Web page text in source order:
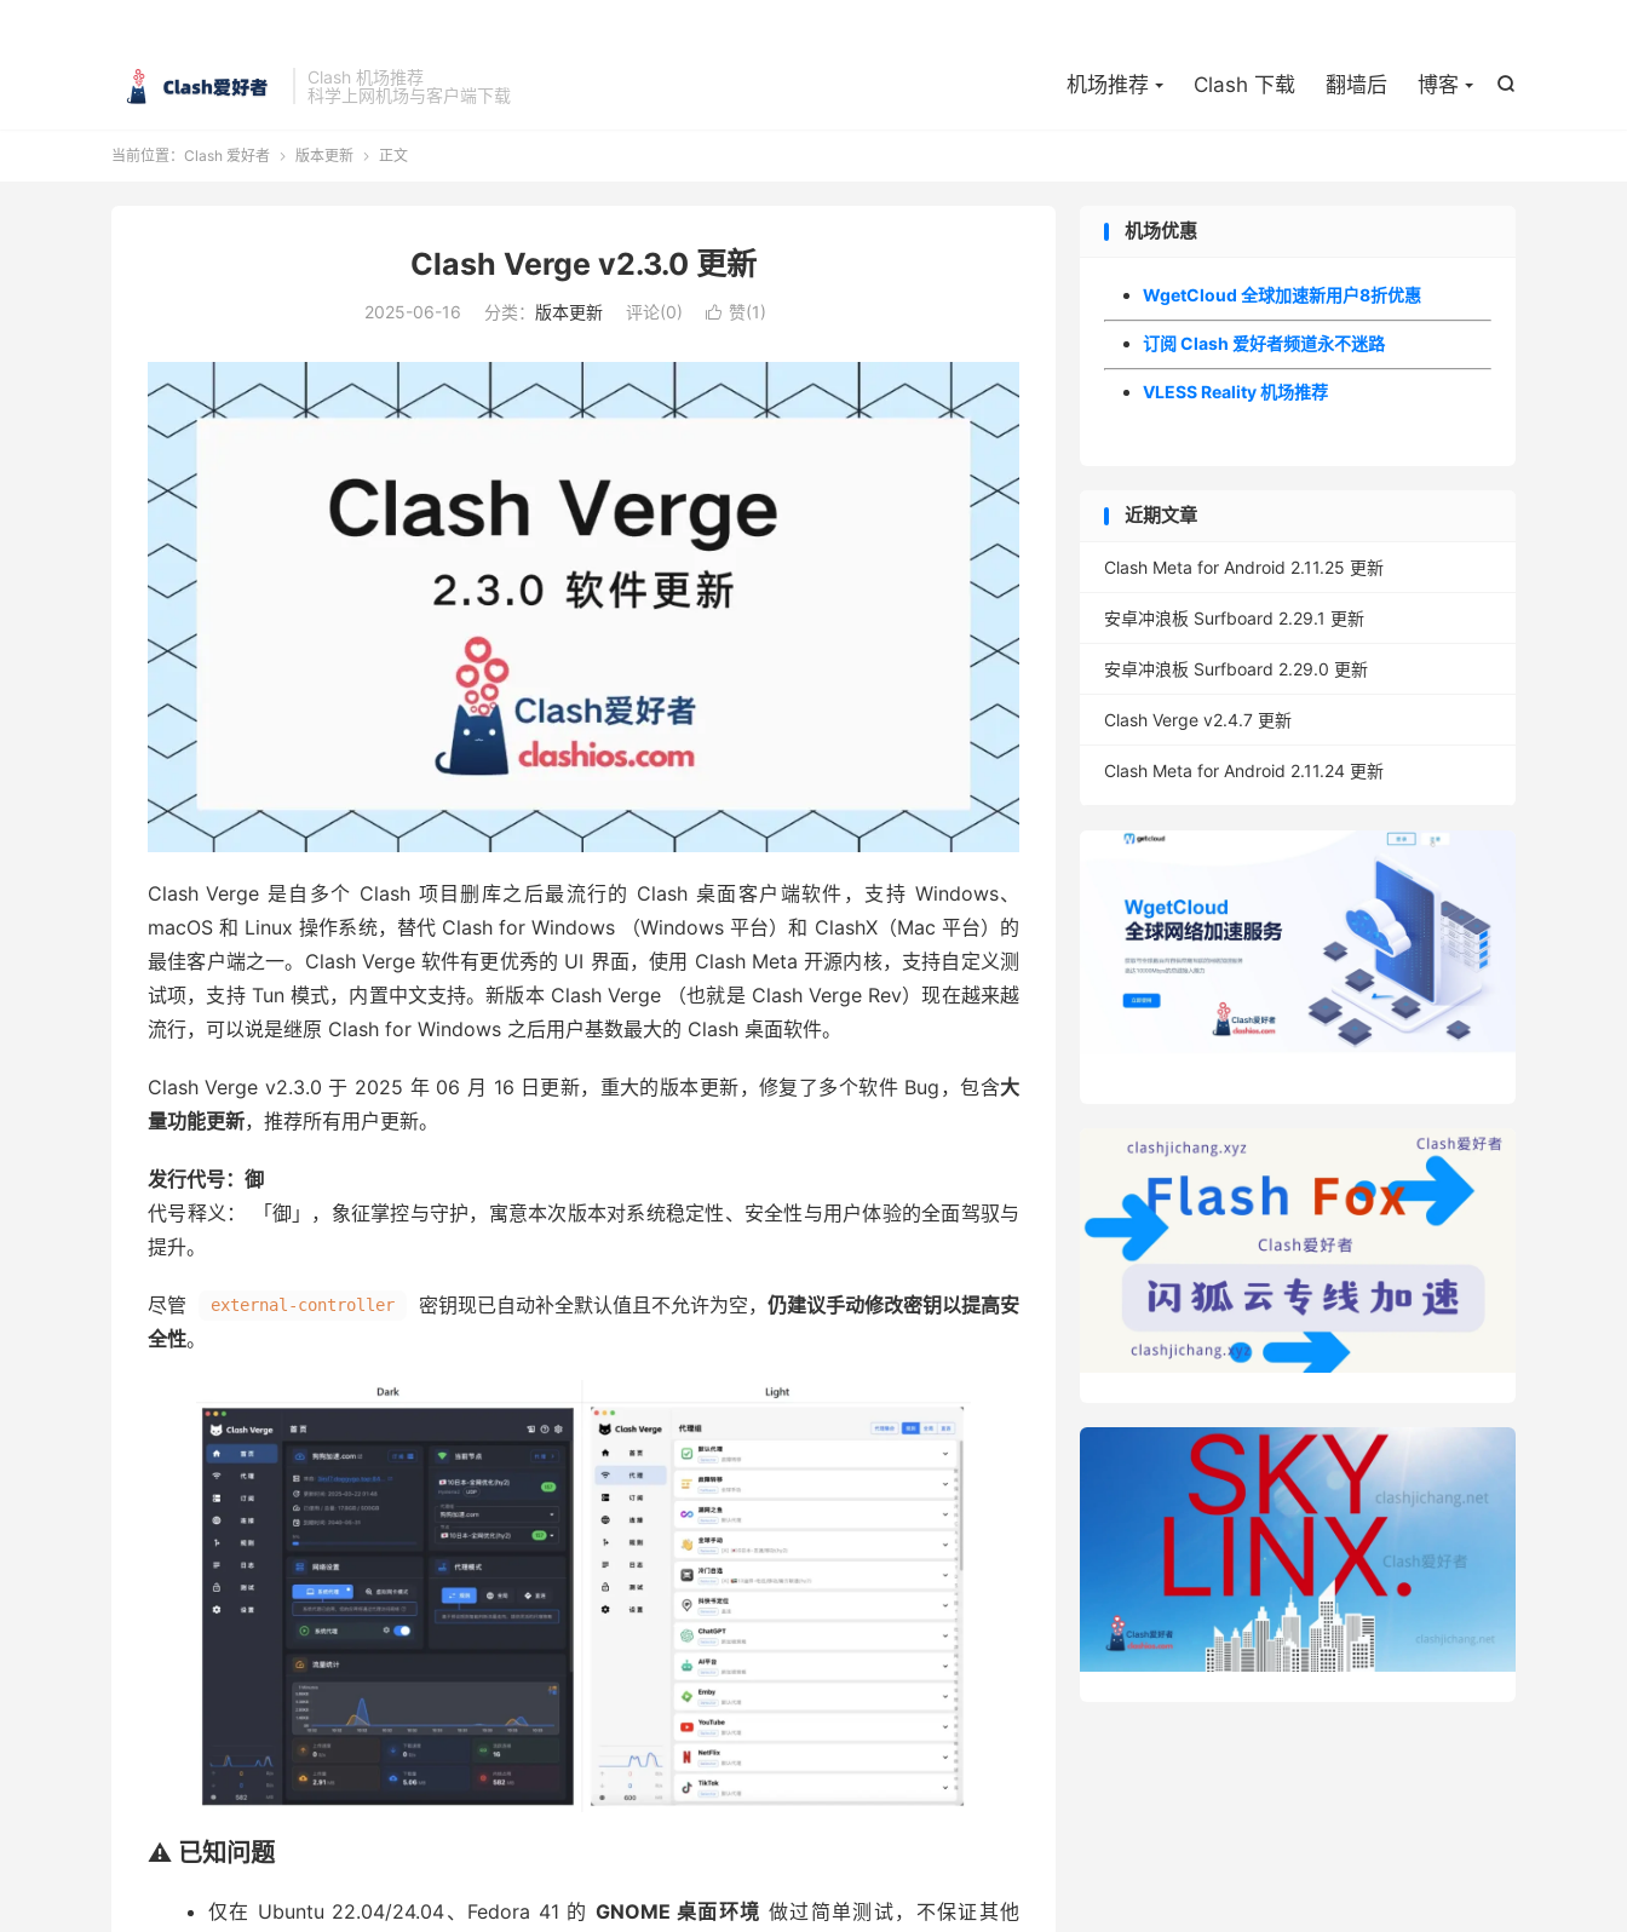
Clash 机场推荐
科学上网机场与客户端下载

机场推荐 Clash 下载 翻墙后 博客
当前位置： Clash 爱好者  版本更新  正文
Clash Verge v2.3.0 更新
2025-06-16 分类： 版本更新 评论(0)  赞(1)
Clash Verge 是自多个 Clash 项目删库之后最流行的 Clash 桌面客户端软件，支持 Windows、
macOS 和 Linux 操作系统，替代 Clash for Windows （Windows 平台）和 ClashX（Mac 平台）的
最佳客户端之一。Clash Verge 软件有更优秀的 UI 界面，使用 Clash Meta 开源内核，支持自定义测
试项，支持 Tun 模式，内置中文支持。新版本 Clash Verge （也就是 Clash Verge Rev）现在越来越
流行，可以说是继原 Clash for Windows 之后用户基数最大的 Clash 桌面软件。
Clash Verge v2.3.0 于 2025 年 06 月 16 日更新，重大的版本更新，修复了多个软件 Bug，包含大
量功能更新，推荐所有用户更新。
发行代号：御
代号释义： 「御」，象征掌控与守护，寓意本次版本对系统稳定性、安全性与用户体验的全面驾驭与
提升。
尽管 external-controller 密钥现已自动补全默认值且不允许为空， 仍建议手动修改密钥以提高安
全性。
⚠️ 已知问题
仅在 Ubuntu 22.04/24.04、Fedora 41 的 GNOME 桌面环境 做过简单测试，不保证其他
机场优惠
WgetCloud 全球加速新用户8折优惠
订阅 Clash 爱好者频道永不迷路
VLESS Reality 机场推荐
近期文章
Clash Meta for Android 2.11.25 更新
安卓冲浪板 Surfboard 2.29.1 更新
安卓冲浪板 Surfboard 2.29.0 更新
Clash Verge v2.4.7 更新
Clash Meta for Android 2.11.24 更新